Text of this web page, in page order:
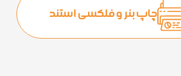
چاپ بنر و فلکسی استند